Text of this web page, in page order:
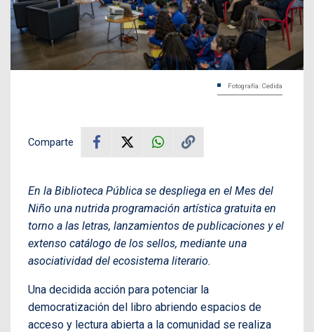
Fotografía: Cedida
Comparte
En la Biblioteca Pública se despliega en el Mes del
Niño una nutrida programación artística gratuita en
torno a las letras, lanzamientos de publicaciones y el
extenso catálogo de los sellos, mediante una
asociatividad del ecosistema literario.
Una decidida acción para potenciar la
democratización del libro abriendo espacios de
acceso y lectura abierta a la comunidad se realiza